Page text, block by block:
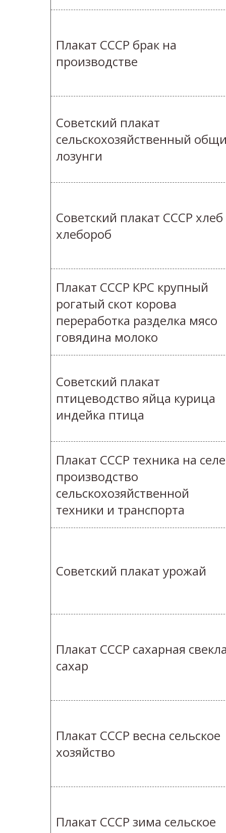
Плакат СССР брак на
производстве
Советский плакат
сельскохозяйственный
лозунги
Советский плакат СССР хлеб
хлебороб
Плакат СССР КРС крупный
рогатый скот корова
переработка разделка мясо
говядина молоко
Советский плакат
птицеводство яйца курица
индейка птица
Плакат СССР техника на селе
производство
сельскохозяйственной
техники и транспорта
Советский плакат урожай
Плакат СССР сахарная
сахар
Плакат СССР весна сельское
хозяйство
Плакат СССР зима сельское